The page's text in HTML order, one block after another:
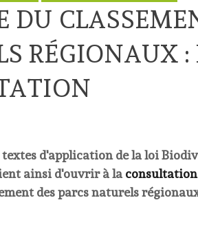
DU
RÉGIONAUX :
d'application de la loi
ainsi d'ouvrir à la
des parcs naturels